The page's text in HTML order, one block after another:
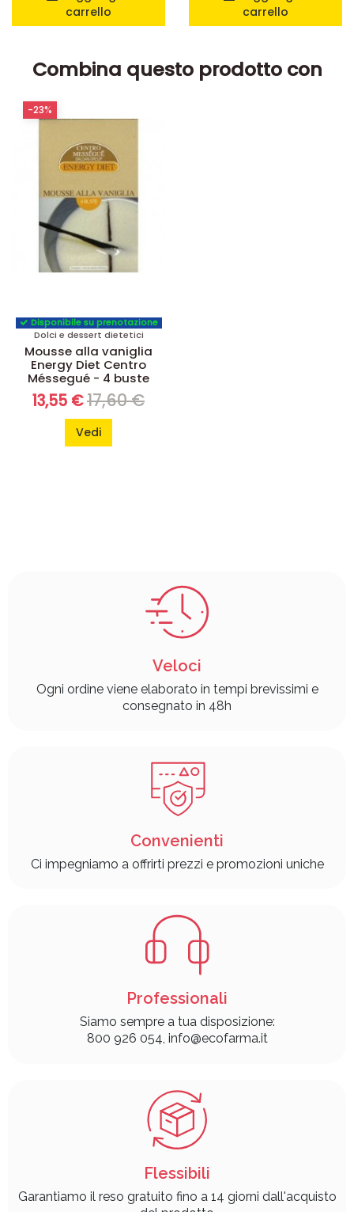
carrello
carrello
Combina questo prodotto con
Disponibile su prenotazione
Dolci e dessert dietetici
Mousse alla vaniglia
Energy Diet Centro
Méssegué - 4 buste
13,55 €17,60 €
Vedi
-23%
Veloci
Ogni ordine viene elaborato in tempi brevissimi e
consegnato in 48h
Convenienti
Ci impegniamo a offrirti prezzi e promozioni uniche
Professionali
Siamo sempre a tua disposizione:
800 926 054, info@ecofarma.it
Flessibili
Garantiamo il reso gratuito fino a 14 giorni dall'acquisto